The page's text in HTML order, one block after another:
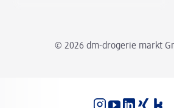
© 2026 dm-drogerie markt